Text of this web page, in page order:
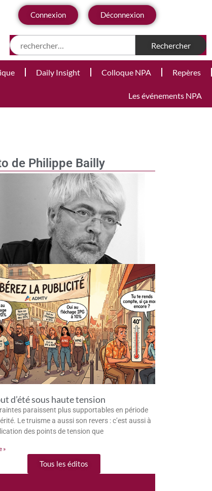
Connexion Déconnexion
Daily Insight Colloque NPA Repères
Les événements NPA
de Philippe Bailly
d’été sous haute tension
paraissent plus supportables en période
Le truisme a aussi son revers : c’est aussi à
des points de tension que
»
Tous les éditos